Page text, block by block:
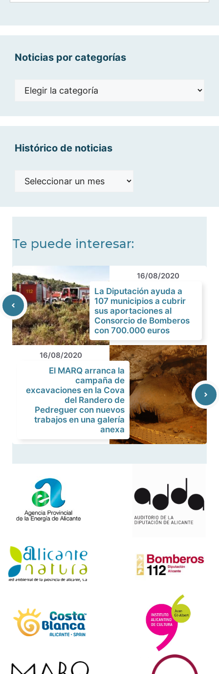
Noticias por categorías
Noticias
Histórico de noticias
Histórico
Te puede interesar:
16/08/2020
La Diputación ayuda a
107 municipios a cubrir
sus aportaciones al
Consorcio de Bomberos
con 700.000 euros
16/08/2020
El MARQ arranca la
campaña de
excavaciones en la Cova
del Randero de
Pedreguer con nuevos
trabajos en una galería
anexa